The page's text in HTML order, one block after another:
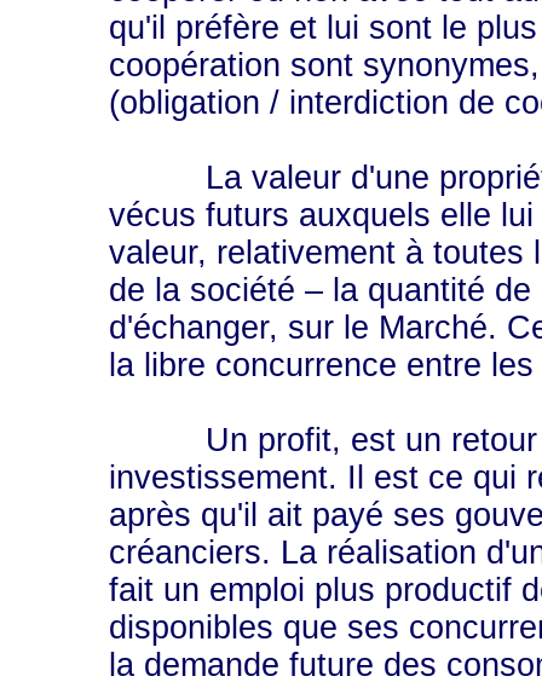
qu'il préfère et lui sont le
coopération sont
(obligation / interdiction de
La valeur d'une
vécus futurs auxquels elle
valeur, relativement à toutes
de la société – la quantité
d'échanger, sur le Marché.
la libre concurrence entre
Un profit, est un retour
investissement. Il est ce qui
après qu'il ait payé ses
créanciers. La réalisation
fait un emploi plus productif
disponibles que ses
la demande future des